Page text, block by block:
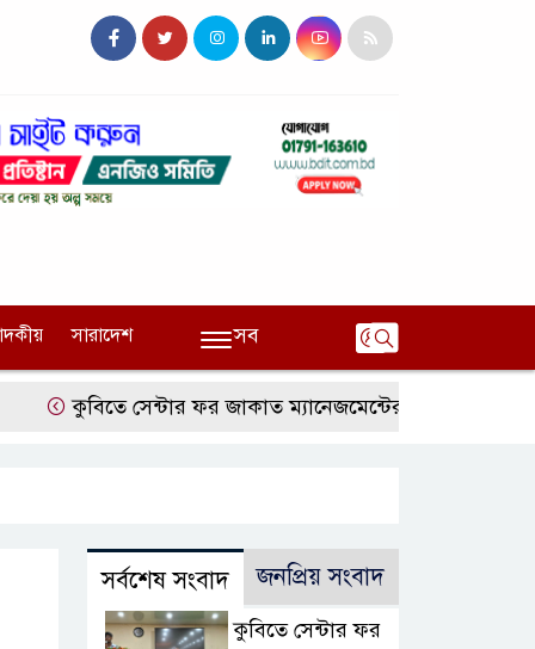
সারাদেশ সব
কুবিতে সেন্টার ফর জাকাত ম্যানেজমেন্টের উদ্যোগে বৃত্তি বিতরণ
সর্বশেষ সংবাদ জনপ্রিয় সংবাদ
কুবিতে সেন্টার ফর